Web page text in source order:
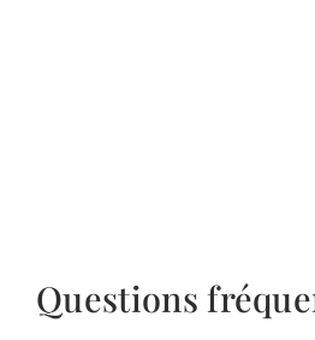
Questions